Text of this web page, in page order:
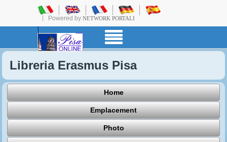
Powered by NETWORK PORTALI
Libreria Erasmus Pisa
Home
Emplacement
Photo